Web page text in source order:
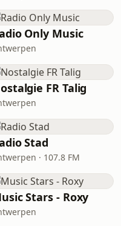
Only Music
FR Talig
Stad
· 107.8 FM
Stars - Roxy